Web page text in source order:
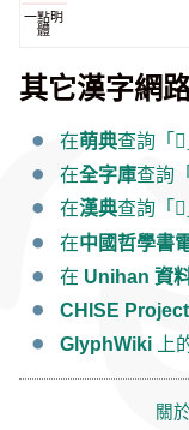
一點明
體
其它漢字網
在萌典查詢「
在全字庫查詢
在漢典查詢「
在中國哲學書
在 Unihan 資
CHISE Project
GlyphWiki 上
關